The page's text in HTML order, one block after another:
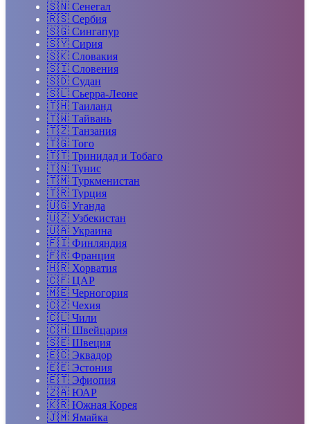
🇸🇳 Сенегал
🇷🇸 Сербия
🇸🇬 Сингапур
🇸🇾 Сирия
🇸🇰 Словакия
🇸🇮 Словения
🇸🇩 Судан
🇸🇱 Сьерра-Леоне
🇹🇭 Таиланд
🇹🇼 Тайвань
🇹🇿 Танзания
🇹🇬 Того
🇹🇹 Тринидад и Тобаго
🇹🇳 Тунис
🇹🇲 Туркменистан
🇹🇷 Турция
🇺🇬 Уганда
🇺🇿 Узбекистан
🇺🇦 Украина
🇫🇮 Финляндия
🇫🇷 Франция
🇭🇷 Хорватия
🇨🇫 ЦАР
🇲🇪 Черногория
🇨🇿 Чехия
🇨🇱 Чили
🇨🇭 Швейцария
🇸🇪 Швеция
🇪🇨 Эквадор
🇪🇪 Эстония
🇪🇹 Эфиопия
🇿🇦 ЮАР
🇰🇷 Южная Корея
🇯🇲 Ямайка